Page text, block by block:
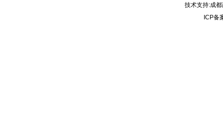
技术支持:成
ICP备